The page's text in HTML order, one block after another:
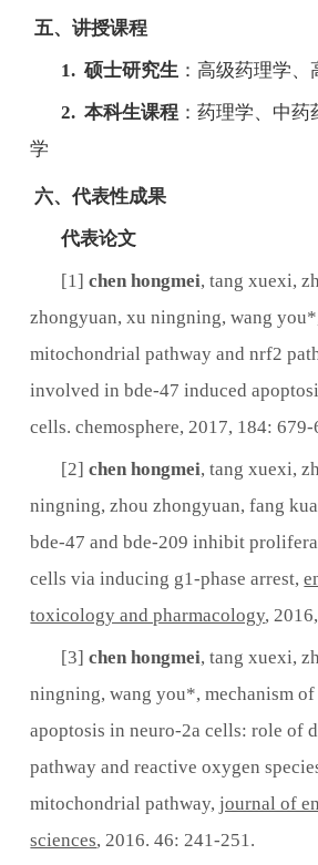
五、讲授课程
1. 硕士研究生 ：高级药理学
2. 本科生课程 ：药理学、中
学
六、代表性成果
代表论文
[1] chen hongmei, tang xuexi,
zhongyuan, xu ningning, wang
mitochondrial pathway and nrf2
involved in bde-47 induced
cells. chemosphere, 2017, 184: 679-
[2]chen hongmei, tang xuexi,
ningning, zhou zhongyuan, fang
bde-47 and bde-209 inhibit
cells via inducing g1-phase arrest,
toxicology and pharmacology,
[3]chen hongmei, tang xuexi,
ningning, wang you*, mechanism
apoptosis in neuro-2a cells: role of
pathway and reactive oxygen
mitochondrial pathway,journal of
sciences, 2016. 46: 241-251.